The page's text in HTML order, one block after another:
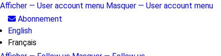
Aller
contenu
principal
User
account
Afficher — User account menu Masquer — User account menu
Abonnement
English
Français